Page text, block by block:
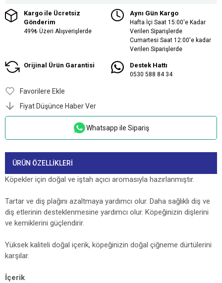
Kargo ile Ücretsiz
Gönderim
499₺ Üzeri Alışverişlerde
Aynı Gün Kargo
Hafta İçi Saat 15:00'e Kadar
Verilen Siparişlerde
Cumartesi Saat 12:00'e kadar
Verilen Siparişlerde
Orijinal Ürün Garantisi Destek Hattı
0530 588 84 34
Favorilere Ekle
Fiyat Düşünce Haber Ver
Whatsapp ile Sipariş
ÜRÜN ÖZELLIKLERI
Köpekler için doğal ve iştah açıcı aromasıyla hazırlanmıştır.
Tartar ve diş plağını azaltmaya yardımcı olur. Daha sağlıklı diş ve
diş etlerinin desteklenmesine yardımcı olur. Köpeğinizin dişlerini
ve kemiklerini güçlendirir.
Yüksek kaliteli doğal içerik, köpeğinizin doğal çiğneme dürtülerini
karşılar.
İçerik